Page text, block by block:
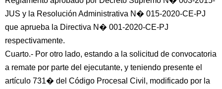
JUS y la Resolución Administrativa N� 015-2020-CE-PJ
que aprueba la Directiva N� 001-2020-CE-PJ
respectivamente.
Cuarto.- Por otro lado, estando a la solicitud de convocatoria
a remate por parte del ejecutante, y teniendo presente el
artículo 731� del Código Procesal Civil, modificado por la